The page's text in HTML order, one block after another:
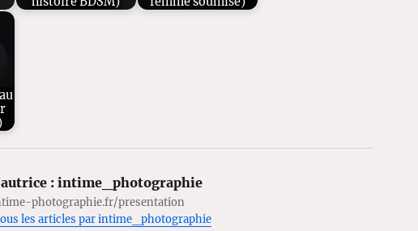
:intime_photographie
photographie.fr/presentation
les articles par intime_photographie